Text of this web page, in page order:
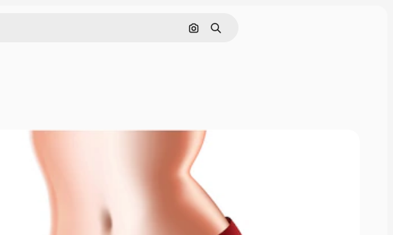
Поиск по изображению
Поиск